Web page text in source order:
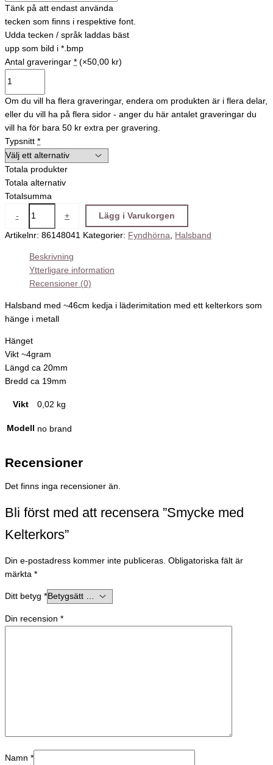
Tänk på att endast använda
tecken som finns i respektive font.
Udda tecken / språk laddas bäst
upp som bild i *.bmp
Antal graveringar * (×50,00 kr)
Om du vill ha flera graveringar, endera om produkten är i flera delar,
eller du vill ha på flera sidor - anger du här antalet graveringar du
vill ha för bara 50 kr extra per gravering.
Typsnitt *
Totala produkter
Totala alternativ
Totalsumma
- + Lägg i Varukorgen
Artikelnr: 86148041 Kategorier: Fyndhörna Halsband
Beskrivning
Ytterligare information
Recensioner (0)
Halsband med ~46cm kedja i läderimitation med ett kelterkors som
hänge i metall
Hänget
Vikt ~4gram
Längd ca 20mm
Bredd ca 19mm
Vikt 0,02 kg
Modell no brand
Recensioner
Det finns inga recensioner än.
Bli först med att recensera ”Smycke med
Kelterkors”
Din e-postadress kommer inte publiceras. Obligatoriska fält är
märkta *
Ditt betyg *
Din recension *
Namn *